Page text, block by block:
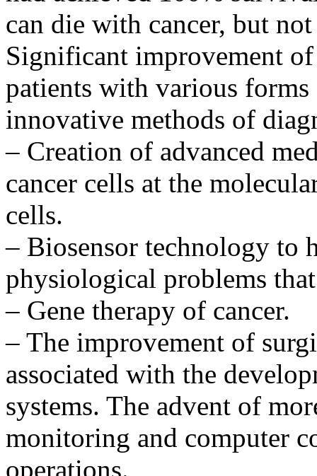
can die with cancer, but not
Significant improvement
patients with various
innovative methods of
– Creation of advanced
cancer cells at the
cells.
– Biosensor technology to
physiological problems
– Gene therapy of cancer.
– The improvement of
associated with the
systems. The advent of
monitoring and computer
operations.